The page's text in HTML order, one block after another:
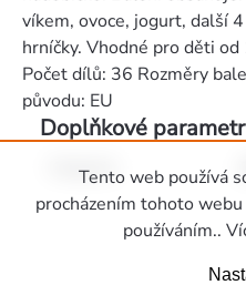
Tento web používá
procházením tohoto
používáním..
víkem, ovoce, jogurt, další
hrníčky. Vhodné pro děti
Počet dílů: 36 Rozměry
původu: EU
Doplňkové
Kategorie
Zápatí